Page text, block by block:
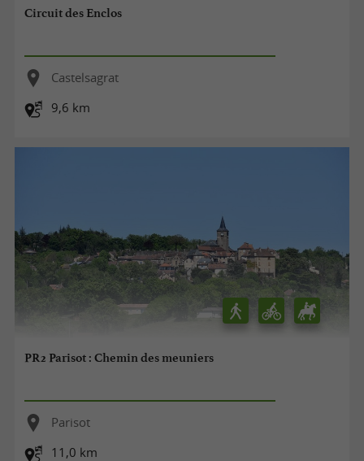
Circuit des Enclos
Castelsagrat
9,6 km
PR2 Parisot : Chemin des meuniers
Parisot
11,0 km